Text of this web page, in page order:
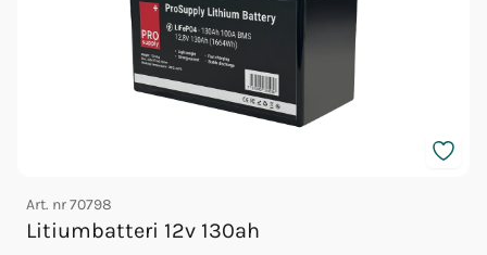
Art. nr70798
Litiumbatteri 12v 130ah